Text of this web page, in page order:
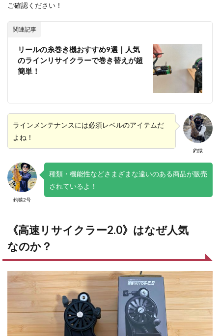
ご確認ください！
関連記事
リールの糸巻き機おすすめ9選｜人気
のラインリサイクラーで巻き替えが超
簡単！
釣猿
ラインメンテナンスには必須レベルのアイテムだ
よね！
釣猿2号
種類・機能性などさまざまな違いのある商品が販売
されているよ！
《高速リサイクラー2.0》はなぜ人気
なのか？